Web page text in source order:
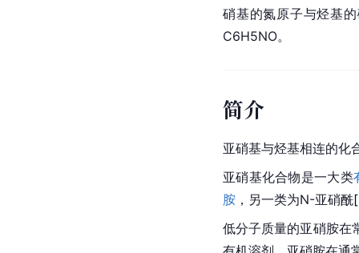
硝基的氮原子与烃基
C6H5NO。
简介
亚硝基与烃基相连的
亚硝基化合物是一大类
胺 ，另一类为N-亚硝酰[
低分子质量的亚硝胺在